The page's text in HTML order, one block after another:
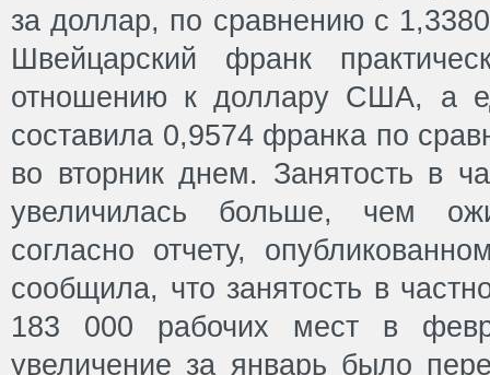
за доллар, по сравнению с
Швейцарский франк
отношению к доллару США, а
составила 0,9574 франка по
во вторник днем. Занятость в
увеличилась больше, чем
согласно отчету,
сообщила, что занятость в
183 000 рабочих мест в
увеличение за январь было